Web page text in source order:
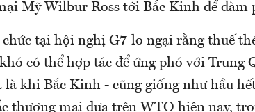
Mỹ Wilbur Ross tới Bắc Kinh để đàm
chức tại hội nghị G7 lo ngại rằng thuế
có thể hợp tác để ứng phó với Trung
khi Bắc Kinh - cũng giống như hầu
thương mại dựa trên WTO hiện nay,